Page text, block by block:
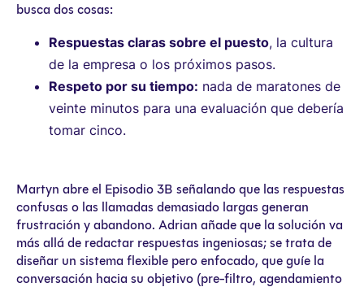
busca dos cosas:
Respuestas claras sobre el puesto, la cultura
de la empresa o los próximos pasos.
Respeto por su tiempo: nada de maratones de
veinte minutos para una evaluación que debería
tomar cinco.
Martyn abre el Episodio 3B señalando que las respuestas
confusas o las llamadas demasiado largas generan
frustración y abandono. Adrian añade que la solución va
más allá de redactar respuestas ingeniosas; se trata de
diseñar un sistema flexible pero enfocado, que guíe la
conversación hacia su objetivo (pre-filtro, agendamiento